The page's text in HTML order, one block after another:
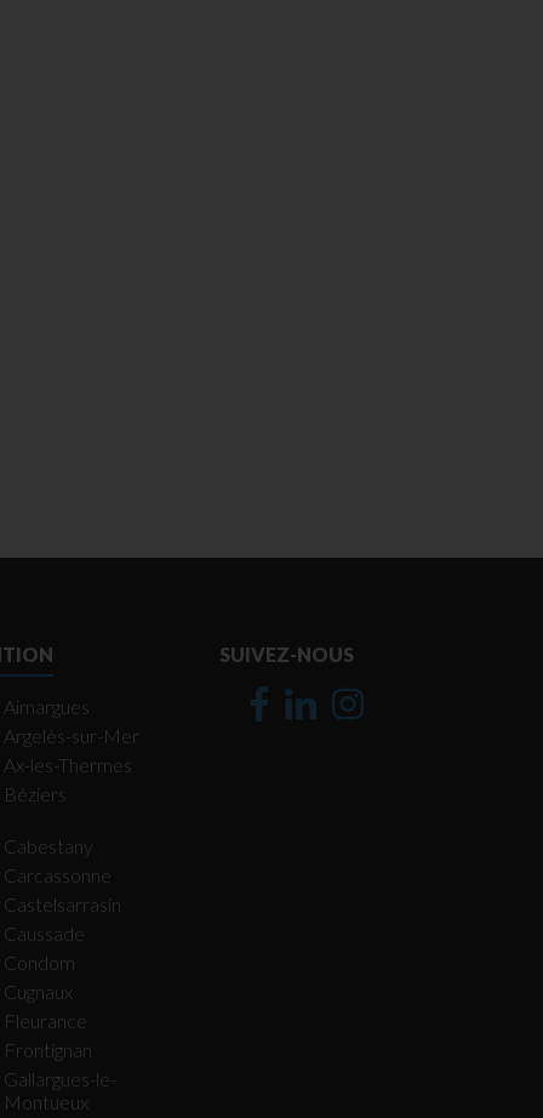
Aimargues
Argelès-sur-Mer
Ax-les-Thermes
Béziers
Cabestany
Carcassonne
Castelsarrasin
Caussade
Condom
Cugnaux
Fleurance
Frontignan
Gallargues-le-
Montueux
SUIVEZ-NOUS